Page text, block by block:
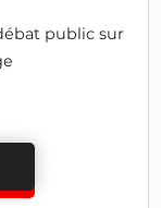
public sur